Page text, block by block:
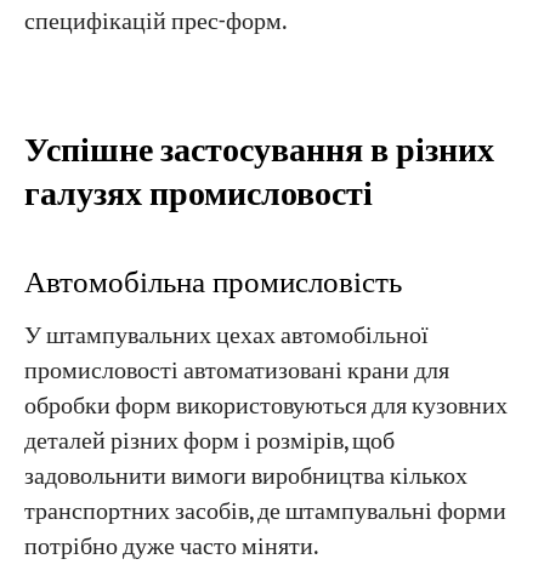
специфікацій прес-форм.
Успішне застосування в різних
галузях промисловості
Автомобільна промисловість
У штампувальних цехах автомобільної
промисловості автоматизовані крани для
обробки форм використовуються для кузовних
деталей різних форм і розмірів, щоб
задовольнити вимоги виробництва кількох
транспортних засобів, де штампувальні форми
потрібно дуже часто міняти.